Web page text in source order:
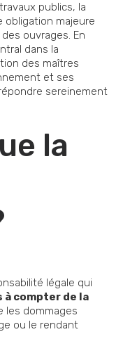
publics, la
obligation majeure
ouvrages. En
dans la
des maîtres
et ses
sereinement
la
légale qui
à compter de la
les dommages
ou le rendant